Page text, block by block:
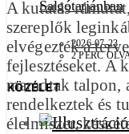
Salgótarjánban
2026-07-23
2 PERC
KÖZÉLET
A kutatás
szereplők
elvégezték a
fejlesztéseket. A
maradtak
rendelkeztek és
élelmiszer,